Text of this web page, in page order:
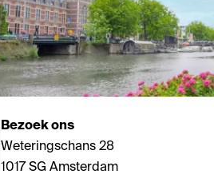
Bezoek ons
Weteringschans 28
1017 SG Amsterdam